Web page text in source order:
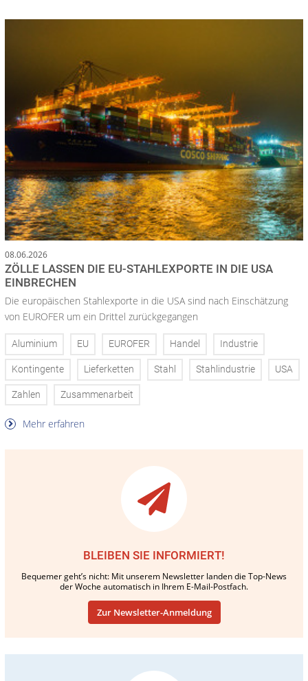
08.06.2026
ZÖLLE LASSEN DIE EU-STAHLEXPORTE IN DIE USA
EINBRECHEN
Die europäischen Stahlexporte in die USA sind nach Einschätzung
von EUROFER um ein Drittel zurückgegangen
Aluminium EU EUROFER Handel Industrie
Kontingente Lieferketten Stahl Stahlindustrie USA
Zahlen Zusammenarbeit
Mehr erfahren
BLEIBEN SIE INFORMIERT!
Bequemer geht’s nicht: Mit unserem Newsletter landen die Top-News
der Woche automatisch in Ihrem E-Mail-Postfach.
Zur Newsletter-Anmeldung